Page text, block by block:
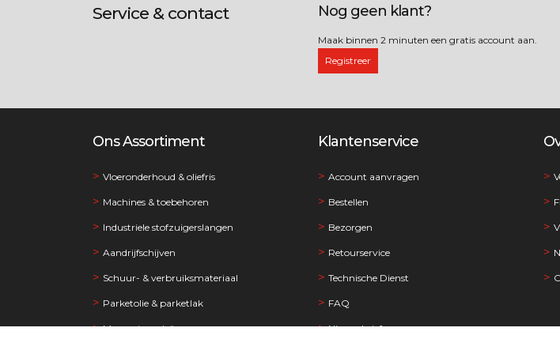
OP
Service & contact Nog geen klant?
Maak binnen 2 minuten een gratis account aan.
Registreer
Ons Assortiment
Vloeronderhoud & oliefris
Machines & toebehoren
Industriele stofzuigerslangen
Aandrijfschijven
Schuur- & verbruiksmateriaal
Parketolie & parketlak
Meer categorieën...
Klantenservice
Account aanvragen
Bestellen
Bezorgen
Retourservice
Technische Dienst
FAQ
Nieuwsbrief